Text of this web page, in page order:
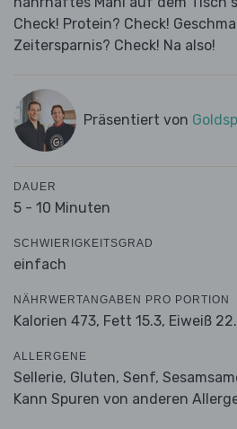
Check! Protein? Check!
Zeitersparnis? Check! Na also!
Präsentiert von
DAUER
5 - 10 Minuten
SCHWIERIGKEITSGRAD
einfach
NÄHRWERTANGABEN PRO PORTION
Kalorien 473, Fett 15.3, Eiweiß
ALLERGENE
Sellerie, Gluten, Senf,
Kann Spuren von anderen